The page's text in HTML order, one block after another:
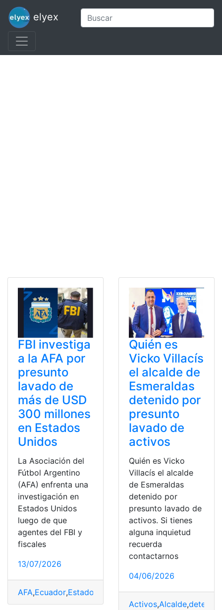
elyex
FBI investiga
a la AFA por
presunto
lavado de
más de USD
300 millones
en Estados
Unidos
La Asociación del
Fútbol Argentino
(AFA) enfrenta una
investigación en
Estados Unidos
luego de que
agentes del FBI y
fiscales
13/07/2026
AFA,Ecuador,Estados investiga,Lavado,Millones
Quién es
Vicko Villacís
el alcalde de
Esmeraldas
detenido por
presunto
lavado de
activos
Quién es Vicko
Villacís el alcalde
de Esmeraldas
detenido por
presunto lavado de
activos. Si tienes
alguna inquietud
recuerda
contactarnos
04/06/2026
Activos,Alcalde,detenido